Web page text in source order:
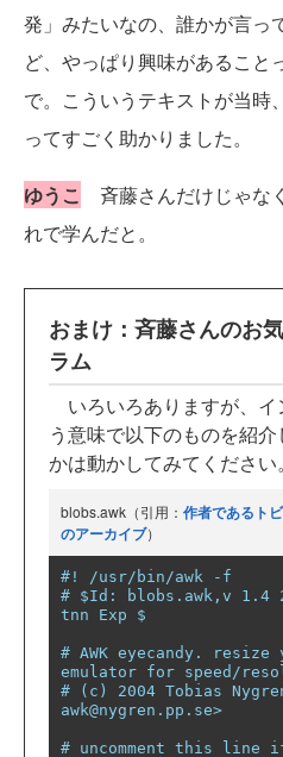
発」みたいなの、誰かが言っ
ど、やっぱり興味があること
で。こういうテキストが当時
ってすごく助かりました。
ゆうこ 斉藤さんだけじゃな
れで学んだと。
おまけ：斉藤さんのお
ラム
いろいろありますが、イ
う意味で以下のものを紹
かは動かしてみてください
blobs.awk（引用： 作者であるト
のアーカイブ）
#! /usr/bin/awk -f
# $Id: blobs.awk,v 1.4
tnn Exp $
# AWK eyecandy.
emulator for speed/
# (c) 2004 Tobias
awk@nygren.pp.se>
# uncomment this line